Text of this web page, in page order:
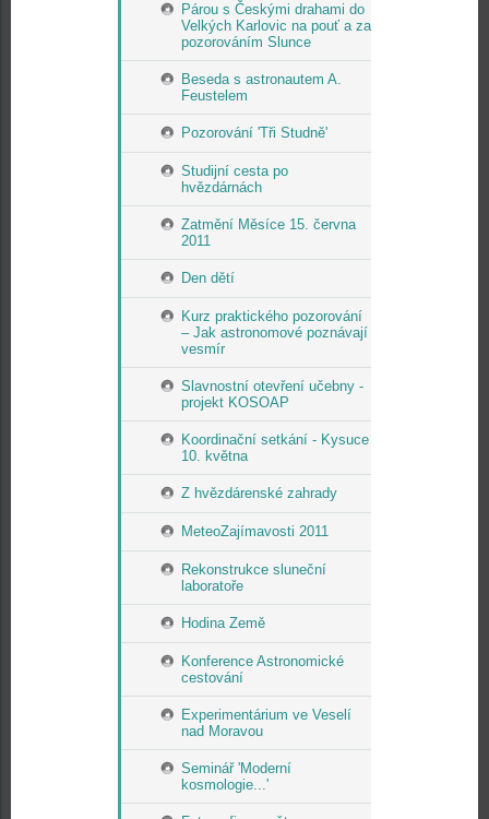
Párou s Českými drahami do
Velkých Karlovic na pouť a za
pozorováním Slunce
Beseda s astronautem A.
Feustelem
Pozorování 'Tři Studně'
Studijní cesta po
hvězdárnách
Zatmění Měsíce 15. června
2011
Den dětí
Kurz praktického pozorování
– Jak astronomové poznávají
vesmír
Slavnostní otevření učebny -
projekt KOSOAP
Koordinační setkání - Kysuce
10. května
Z hvězdárenské zahrady
MeteoZajímavosti 2011
Rekonstrukce sluneční
laboratoře
Hodina Země
Konference Astronomické
cestování
Experimentárium ve Veselí
nad Moravou
Seminář 'Moderní
kosmologie...'